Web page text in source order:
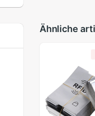
Ähnliche